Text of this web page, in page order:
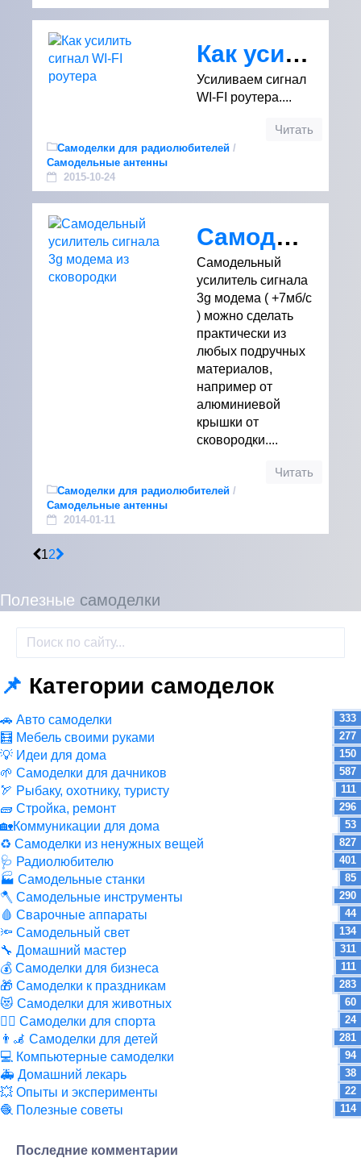
Полезные самоделки
📌 Категории самоделок
🚗 Авто самоделки 333
🧮 Мебель своими руками 277
💡 Идеи для дома 150
🌱 Самоделки для дачников 587
🏹 Рыбаку, охотнику, туристу 111
🧱 Стройка, ремонт 296
🏡Коммуникации для дома 53
♻ Самоделки из ненужных вещей 827
🩺 Радиолюбителю 401
🏭 Самодельные станки 85
🪓 Самодельные инструменты 290
🩸 Сварочные аппараты 44
🔦 Самодельный свет 134
🔧 Домашний мастер 311
💰 Самоделки для бизнеса 111
🎁 Самоделки к праздникам 283
😻 Самоделки для животных 60
🏋️‍♀️ Самоделки для спорта 24
👨‍🦼 Самоделки для детей 281
💻 Компьютерные самоделки 94
🚑 Домашний лекарь 38
💥 Опыты и эксперименты 22
🧶 Полезные советы 114
Последние комментарии
Как усилить сигнал WI-FI роутера
Усиливаем сигнал
WI-FI роутера....
Читать
Самоделки для радиолюбителей /
Самодельные антенны
2015-10-24
Самодельный усилитель сигнала 3g модема из сковородки
Самодельный
усилитель сигнала
3g модема ( +7мб/с
) можно сделать
практически из
любых подручных
материалов,
например от
алюминиевой
крышки от
сковородки....
Читать
Самоделки для радиолюбителей /
Самодельные антенны
2014-01-11
12